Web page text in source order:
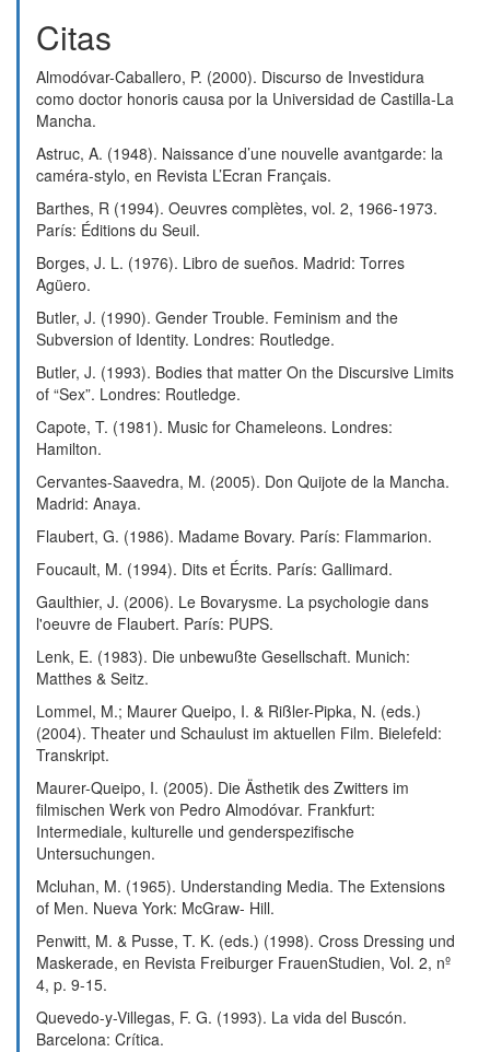
Regional, International, and Transatlantic Relations
From the Iberian Peninsula to the World.
10.4018/979-8-3373-0634-6.ch006
Citas
Almodóvar-Caballero, P. (2000). Discurso de Investidura
como doctor honoris causa por la Universidad de Castilla-La
Mancha.
Astruc, A. (1948). Naissance d’une nouvelle avantgarde: la
caméra-stylo, en Revista L’Ecran Français.
Barthes, R (1994). Oeuvres complètes, vol. 2, 1966-1973.
París: Éditions du Seuil.
Borges, J. L. (1976). Libro de sueños. Madrid: Torres
Agüero.
Butler, J. (1990). Gender Trouble. Feminism and the
Subversion of Identity. Londres: Routledge.
Butler, J. (1993). Bodies that matter On the Discursive Limits
of “Sex”. Londres: Routledge.
Capote, T. (1981). Music for Chameleons. Londres:
Hamilton.
Cervantes-Saavedra, M. (2005). Don Quijote de la Mancha.
Madrid: Anaya.
Flaubert, G. (1986). Madame Bovary. París: Flammarion.
Foucault, M. (1994). Dits et Écrits. París: Gallimard.
Gaulthier, J. (2006). Le Bovarysme. La psychologie dans
l'oeuvre de Flaubert. París: PUPS.
Lenk, E. (1983). Die unbewußte Gesellschaft. Munich:
Matthes & Seitz.
Lommel, M.; Maurer Queipo, I. & Rißler-Pipka, N. (eds.)
(2004). Theater und Schaulust im aktuellen Film. Bielefeld:
Transkript.
Maurer-Queipo, I. (2005). Die Ästhetik des Zwitters im
filmischen Werk von Pedro Almodóvar. Frankfurt:
Intermediale, kulturelle und genderspezifische
Untersuchungen.
Mcluhan, M. (1965). Understanding Media. The Extensions
of Men. Nueva York: McGraw- Hill.
Penwitt, M. & Pusse, T. K. (eds.) (1998). Cross Dressing und
Maskerade, en Revista Freiburger FrauenStudien, Vol. 2, nº
4, p. 9-15.
Quevedo-y-Villegas, F. G. (1993). La vida del Buscón.
Barcelona: Crítica.